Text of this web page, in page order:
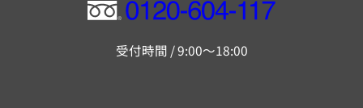
フ
ー
受付時間 / 9:00～18:00